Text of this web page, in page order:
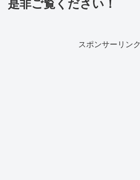
是非ご覧ください！
スポンサーリンク